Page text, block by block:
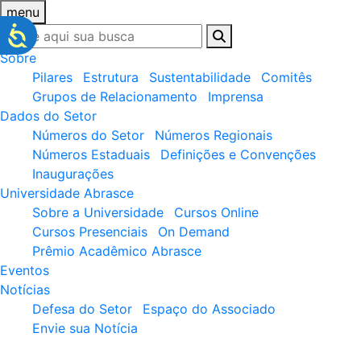
menu
Sobre
Pilares
Estrutura Sustentabilidade
Comitês
Grupos de Relacionamento
Imprensa
Dados do Setor
Números do Setor
Números Regionais
Números Estaduais
Definições e Convenções
Inaugurações
Universidade Abrasce
Sobre a Universidade
Cursos Online
Cursos Presenciais
On Demand
Prêmio Acadêmico Abrasce
Eventos
Notícias
Defesa do Setor
Espaço do Associado
Envie sua Notícia